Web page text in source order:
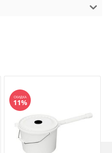
СКИДКА
11%